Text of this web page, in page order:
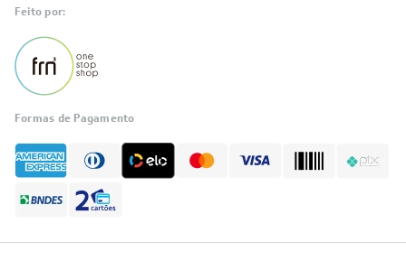
Feito por:
Formas de Pagamento